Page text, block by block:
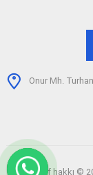
Onur Mh.
Telif hakkı ©